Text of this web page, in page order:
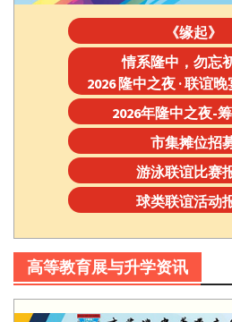
《缘起》
情系隆中，勿忘
2026 隆中之夜 · 联谊
2026年隆中之夜-
市集摊位招
游泳联谊比赛
球类联谊活动
高等教育展与升学资讯